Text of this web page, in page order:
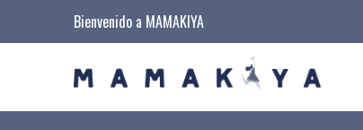
Bienvenido a MAMAKIYA